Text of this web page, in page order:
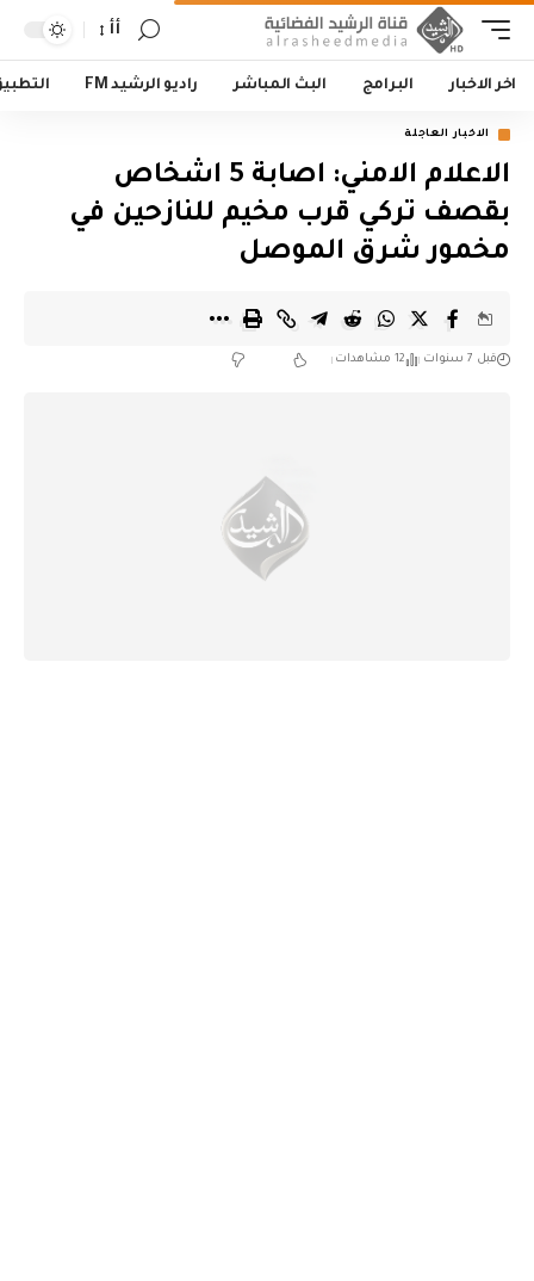
أأ
اخر الاخبار البرامج البث المباشر راديو الرشيد FM
الاخبار العاجلة
الاعلام الامني: اصابة 5 اشخاص
بقصف تركي قرب مخيم للنازحين في
مخمور شرق الموصل
قبل 7 سنوات 12 مشاهدات